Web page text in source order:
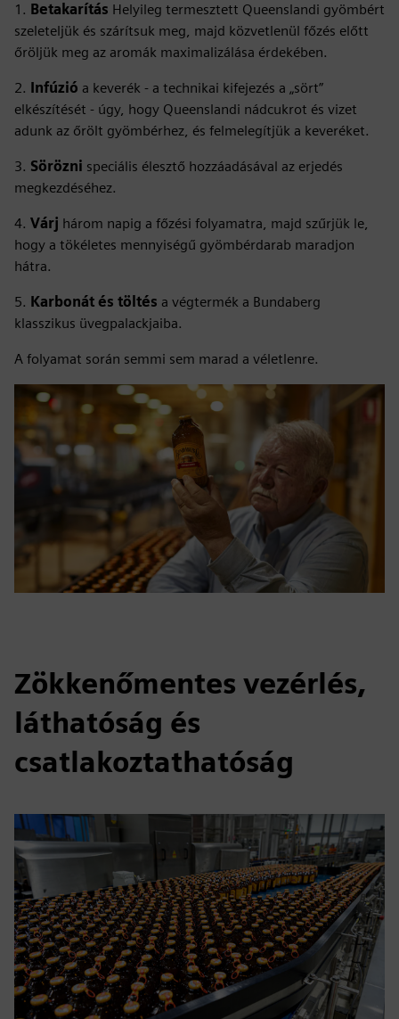
1. Betakarítás Helyileg termesztett Queenslandi gyömbért
szeleteljük és szárítsuk meg, majd közvetlenül főzés előtt
őröljük meg az aromák maximalizálása érdekében.
2. Infúzió a keverék - a technikai kifejezés a „sört”
elkészítését - úgy, hogy Queenslandi nádcukrot és vizet
adunk az őrölt gyömbérhez, és felmelegítjük a keveréket.
3. Sörözni speciális élesztő hozzáadásával az erjedés
megkezdéséhez.
4. Várj három napig a főzési folyamatra, majd szűrjük le,
hogy a tökéletes mennyiségű gyömbérdarab maradjon
hátra.
5. Karbonát és töltés a végtermék a Bundaberg
klasszikus üvegpalackjaiba.
A folyamat során semmi sem marad a véletlenre.
Zökkenőmentes vezérlés,
láthatóság és
csatlakoztathatóság